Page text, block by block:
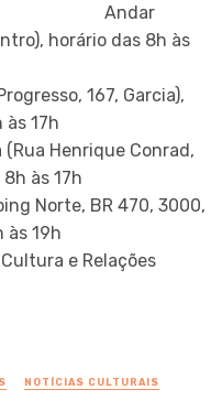
Andar
horário das 8h às
167, Garcia),
às 17h
Henrique Conrad,
às 17h
Norte, BR 470, 3000,
às 19h
e Relações
NOTÍCIAS CULTURAIS